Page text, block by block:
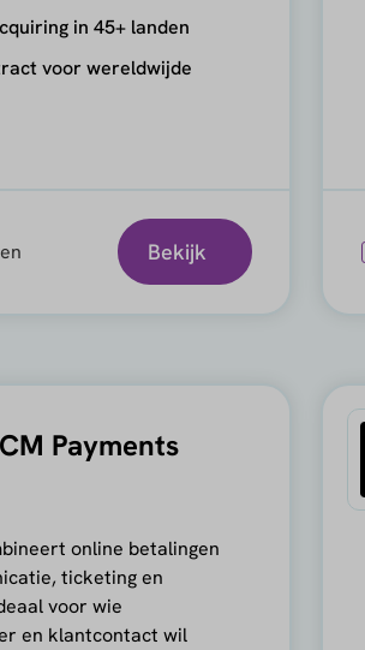
in 45+ landen
voor wereldwijde
Bekijk
CM Payments
online betalingen
ticketing en
voor wie
en klantcontact wil